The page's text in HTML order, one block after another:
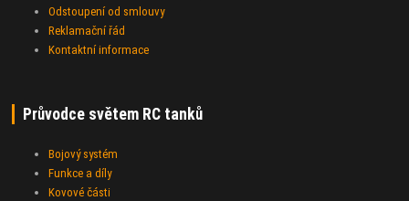
Odstoupení od smlouvy
Reklamační řád
Kontaktní informace
Průvodce světem RC tanků
Bojový systém
Funkce a díly
Kovové části